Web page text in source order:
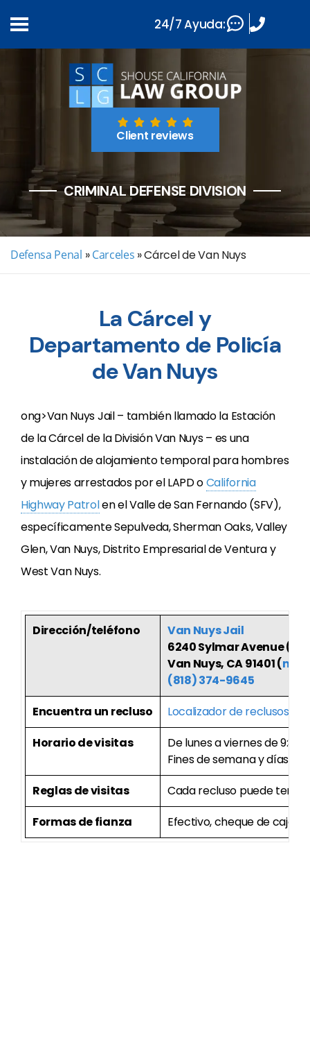
Client reviews
CRIMINAL DEFENSE DIVISION
Defensa Penal » Carceles »Cárcel de Van Nuys
La Cárcel y
Departamento de Policía
de Van Nuys
ong>Van Nuys Jail – también llamado la Estación
de la Cárcel de la División Van Nuys – es una
instalación de alojamiento temporal para hombres
y mujeres arrestados por el LAPD oCalifornia
Highway Patrolen el Valle de San Fernando (SFV),
específicamente Sepulveda, Sherman Oaks, Valley
Glen, Van Nuys, Distrito Empresarial de Ventura y
West Van Nuys.
Dirección/teléfono
Van Nuys Jail
6240 Sylmar Avenue
Van Nuys, CA 91401 (
(818) 374-9645
Encuentra un recluso
Localizador de reclusos
Horario de visitas
De lunes a viernes de 9:30
Fines de semana y días
Reglas de visitas
Cada recluso puede tener
Formas de fianza
Efectivo, cheque de
24/7 Ayuda: